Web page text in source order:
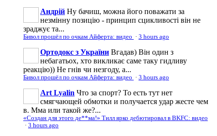
Андрій Ну бачиш, можна його поважати за
незмінну позицію - принцип сцикливості він не
зраджує та...
Бивол прошёл по очкам Айферта: видео · 3 hours ago
Ортодокс з України Вгадав) Він один з
небагатьох, хто викликає саме таку гидливу
реакцію)) Не гнів чи незгоду, а...
Бивол прошёл по очкам Айферта: видео · 3 hours ago
Art Lyalin Что за спорт? То есть тут нет
смягчающей обмотки и получается удар жесте чем
в. Мма или такой же?...
«Создан для этого де**ма!» Тилл ярко дебютировал в BKFC: видео
· 3 hours ago